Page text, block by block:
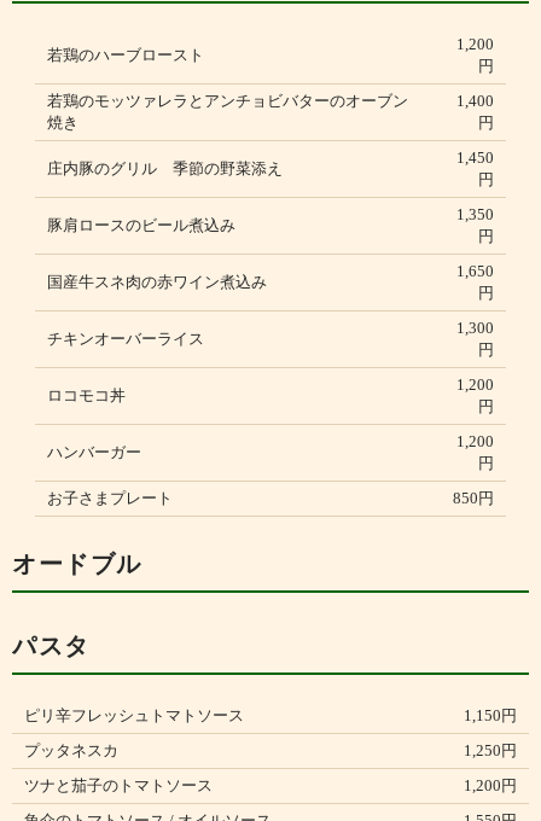
若鶏のハーブロースト
1,200
円
若鶏のモッツァレラとアンチョビバターのオーブン
焼き
1,400
円
庄内豚のグリル 季節の野菜添え
1,450
円
豚肩ロースのビール煮込み
1,350
円
国産牛スネ肉の赤ワイン煮込み
1,650
円
チキンオーバーライス
1,300
円
ロコモコ丼
1,200
円
ハンバーガー
1,200
円
お子さまプレート 850円
オードブル
パスタ
ピリ辛フレッシュトマトソース 1,150円
プッタネスカ 1,250円
ツナと茄子のトマトソース 1,200円